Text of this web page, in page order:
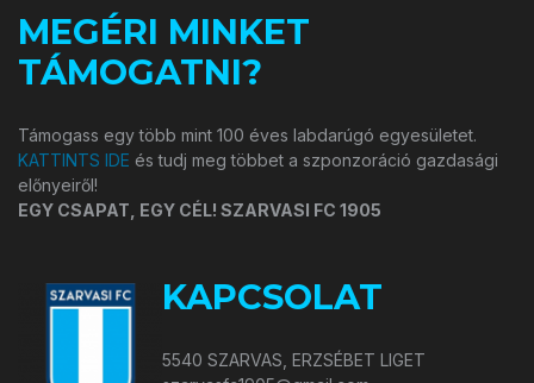
MEGÉRI MINKET
TÁMOGATNI?
Támogass egy több mint 100 éves labdarúgó egyesületet.
KATTINTS IDE és tudj meg többet a szponzoráció gazdasági
előnyeiről!
EGY CSAPAT, EGY CÉL! SZARVASI FC 1905
KAPCSOLAT
5540 SZARVAS, ERZSÉBET LIGET